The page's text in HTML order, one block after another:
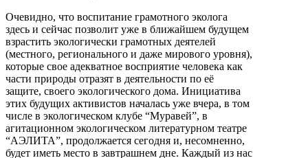
Очевидно, что воспитание грамотного эколога
здесь и сейчас позволит уже в ближайшем будущем
взрастить экологически грамотных деятелей
(местного, регионального и даже мирового уровня),
которые свое адекватное восприятие человека как
части природы отразят в деятельности по её
защите, своего экологического дома. Инициатива
этих будущих активистов началась уже вчера, в том
числе в экологическом клубе “Муравей”, в
агитационном экологическом литературном театре
“АЭЛИТА”, продолжается сегодня и, несомненно,
будет иметь место в завтрашнем дне. Каждый из нас